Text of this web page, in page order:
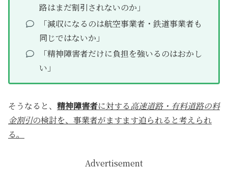
路はまだ割引されないのか」
「減収になるのは航空事業者・鉄道事業者も
同じではないか」
「精神障害者だけに負担を強いるのはおかし
い」
そうなると、 精神障害者に対する 高速道路・有料道路の料
金割引の検討を、事業者がますます迫られると考えられ
る。
Advertisement